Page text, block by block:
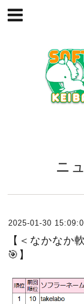
ニ
2025-01-30
【＜なかなか
🎯】